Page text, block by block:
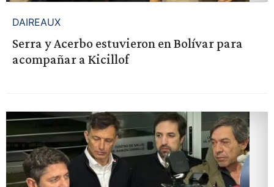
DAIREAUX
Serra y Acerbo estuvieron en Bolívar para
acompañar a Kicillof